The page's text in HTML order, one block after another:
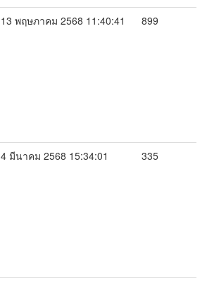
13 พฤษภาคม 2568 11:40:41 899
4 มีนาคม 2568 15:34:01 335